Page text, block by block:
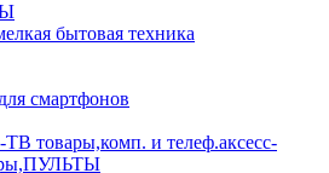
бытовая техника
смартфонов
товары,комп. и телеф.аксесс-